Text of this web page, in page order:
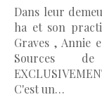
Dans leur
ha et son
Graves , Annie
Sources
C'est un…